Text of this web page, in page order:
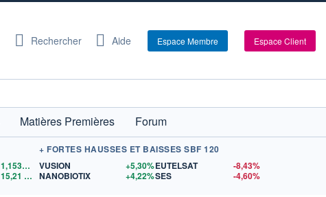
Rechercher Aide Espace Membre Espace Client
Matières Premières
Forum
1,1530$US
15,21
+ FORTES HAUSSES ET BAISSES SBF 120
VUSION
+5,30%
NANOBIOTIX
+4,22%
EUTELSAT
-8,43%
SES
-4,60%